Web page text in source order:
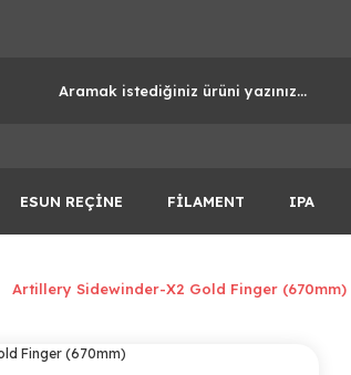
ESUN REÇİNE FİLAMENT IPA
Artillery Sidewinder-X2 Gold Finger (670mm)